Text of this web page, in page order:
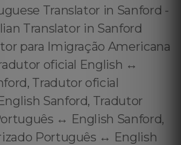
Translator in Sanford -
Translator in Sanford
para Imigração Americana
oficial English ↔️
Tradutor oficial
Sanford, Tradutor
↔️ English Sanford,
Português ↔️ English